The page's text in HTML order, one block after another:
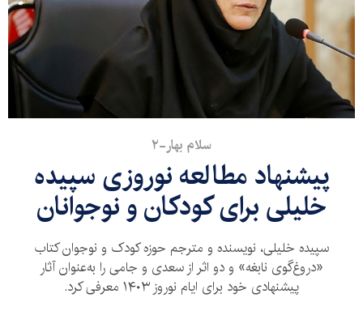
سلام بهار-۲
پیشنهاد مطالعه نوروزی سپیده
خلیلی برای کودکان و نوجوانان
سپیده خلیلی، نویسنده و مترجم حوزه کودک و نوجوان کتاب
«دروغ‌گوی نابغه» و دو اثر از سعدی و جامی را به‌عنوان آثار
پیشنهادی خود برای ایام نوروز ۱۴۰۳ معرفی کرد.